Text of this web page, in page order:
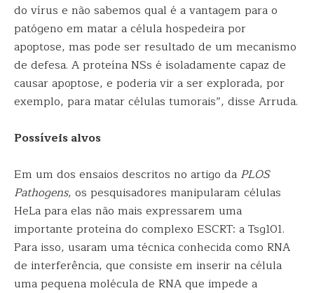
do vírus e não sabemos qual é a vantagem para o
patógeno em matar a célula hospedeira por
apoptose, mas pode ser resultado de um mecanismo
de defesa. A proteína NSs é isoladamente capaz de
causar apoptose, e poderia vir a ser explorada, por
exemplo, para matar células tumorais”, disse Arruda.
Possíveis alvos
Em um dos ensaios descritos no artigo da PLOS
Pathogens, os pesquisadores manipularam células
HeLa para elas não mais expressarem uma
importante proteína do complexo ESCRT: a Tsg101.
Para isso, usaram uma técnica conhecida como RNA
de interferência, que consiste em inserir na célula
uma pequena molécula de RNA que impede a